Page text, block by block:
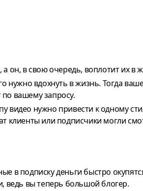
он, в свою очередь, воплотит их в
нужно вдохнуть в жизнь. Тогда
вашему запросу.
видео нужно привести к одному
клиенты или подписчики могли
в подписку деньги быстро
ведь вы теперь большой блогер.